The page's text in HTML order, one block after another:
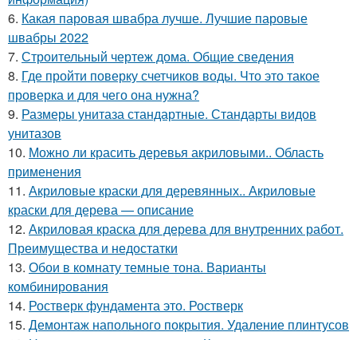
6. Какая паровая швабра лучше. Лучшие паровые
швабры 2022
7. Строительный чертеж дома. Общие сведения
8. Где пройти поверку счетчиков воды. Что это такое
проверка и для чего она нужна?
9. Размеры унитаза стандартные. Стандарты видов
унитазов
10. Можно ли красить деревья акриловыми.. Область
применения
11. Акриловые краски для деревянных.. Акриловые
краски для дерева — описание
12. Акриловая краска для дерева для внутренних работ.
Преимущества и недостатки
13. Обои в комнату темные тона. Варианты
комбинирования
14. Ростверк фундамента это. Ростверк
15. Демонтаж напольного покрытия. Удаление плинтусов